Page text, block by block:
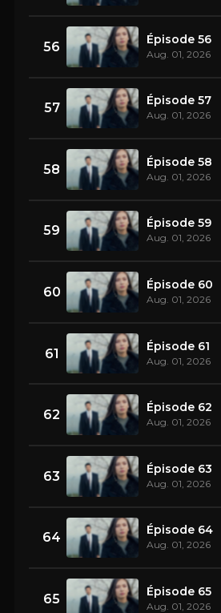
56 Épisode 56
Aug. 01, 2026
57 Épisode 57
Aug. 01, 2026
58 Épisode 58
Aug. 01, 2026
59 Épisode 59
Aug. 01, 2026
60 Épisode 60
Aug. 01, 2026
61 Épisode 61
Aug. 01, 2026
62 Épisode 62
Aug. 01, 2026
63 Épisode 63
Aug. 01, 2026
64 Épisode 64
Aug. 01, 2026
65 Épisode 65
Aug. 01, 2026